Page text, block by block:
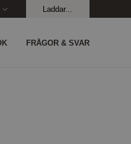
Laddar...
FRÅGOR & SVAR